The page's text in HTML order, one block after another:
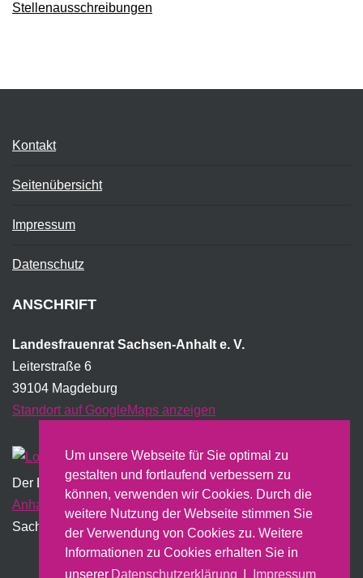
Um unsere Webseite für Sie optimal zu
gestalten und fortlaufend verbessern zu
können, verwenden wir Cookies. Durch die
weitere Nutzung der Webseite stimmen Sie
der Verwendung von Cookies zu. Weitere
Informationen zu Cookies erhalten Sie in
unserer Datenschutzerklärung Impressum
Stellenausschreibungen
Kontakt
Seitenübersicht
Impressum
Datenschutz
ANSCHRIFT
Landesfrauenrat Sachsen-Anhalt e. V.
Leiterstraße 6
39104 Magdeburg
Standort auf GoogleMaps anzeigen
Der Landesfrauenrat wird institutionell vom Land
Anhalt
gefördert und erstellt dazu u.a. einen jährlichen
Sachbericht.